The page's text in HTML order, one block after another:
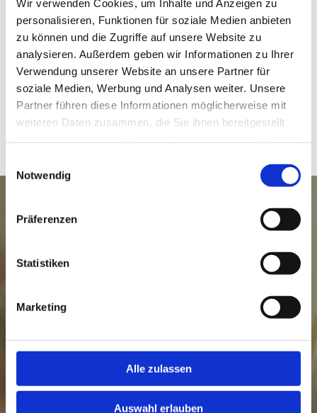
Wir verwenden Cookies, um Inhalte und Anzeigen zu
personalisieren, Funktionen für soziale Medien anbieten
zu können und die Zugriffe auf unsere Website zu
analysieren. Außerdem geben wir Informationen zu Ihrer
Verwendung unserer Website an unsere Partner für
soziale Medien, Werbung und Analysen weiter. Unsere
Partner führen diese Informationen möglicherweise mit
weiteren Daten zusammen, die Sie ihnen bereitgestellt
Notwendig
Präferenzen
Statistiken
Marketing
Alle zulassen
Auswahl erlauben
und Renata.
Services